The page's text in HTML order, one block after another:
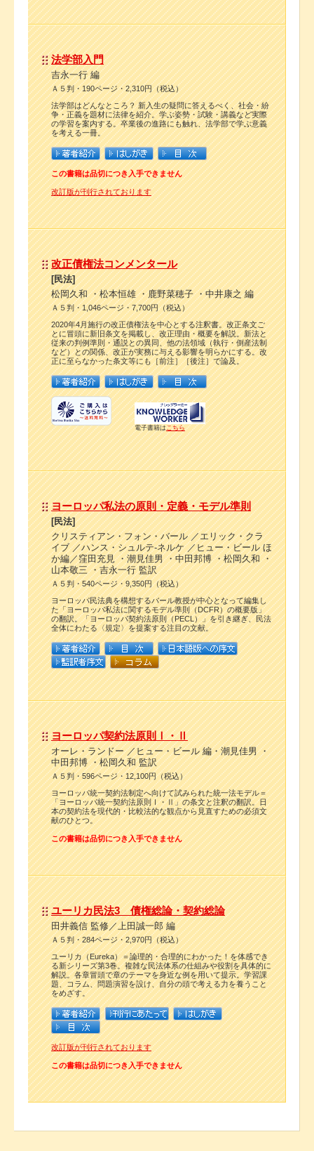
法学部入門
吉永一行 編
Ａ５判・190ページ・2,310円（税込）
法学部はどんなところ？ 新入生の疑問に答えるべく、社会・紛
争・正義を題材に法律を紹介。学ぶ姿勢・試験・講義など実際
の学習を案内する。卒業後の進路にも触れ、法学部で学ぶ意義
を考える一冊。
この書籍は品切につき入手できません
改訂版が刊行されております
改正債権法コンメンタール
[民法]
松岡久和 ・松本恒雄 ・鹿野菜穂子 ・中井康之 編
Ａ５判・1,046ページ・7,700円（税込）
2020年4月施行の改正債権法を中心とする注釈書。改正条文ご
とに冒頭に新旧条文を掲載し、改正理由・概要を解説。新法と
従来の判例準則・通説との異同、他の法領域（執行・倒産法制
など）との関係、改正が実務に与える影響を明らかにする。改
正に至らなかった条文等にも［前注］［後注］で論及。
電子書籍はこちら
ヨーロッパ私法の原則・定義・モデル準則
[民法]
クリスティアン・フォン・バール ／エリック・クラ
イブ ／ハンス・シュルテ-ネルケ ／ヒュー・ビール ほ
か編／窪田充見 ・潮見佳男 ・中田邦博 ・松岡久和 ・
山本敬三 ・吉永一行 監訳
Ａ５判・540ページ・9,350円（税込）
ヨーロッパ民法典を構想するバール教授が中心となって編集し
た「ヨーロッパ私法に関するモデル準則（DCFR）の概要版」
の翻訳。「ヨーロッパ契約法原則（PECL）」を引き継ぎ、民法
全体にわたる〈規定〉を提案する注目の文献。
ヨーロッパ契約法原則Ⅰ・Ⅱ
オーレ・ランドー ／ヒュー・ビール 編・潮見佳男 ・
中田邦博 ・松岡久和 監訳
Ａ５判・596ページ・12,100円（税込）
ヨーロッパ統一契約法制定へ向けて試みられた統一法モデル＝
「ヨーロッパ統一契約法原則Ⅰ・Ⅱ」の条文と注釈の翻訳。日
本の契約法を現代的・比較法的な観点から見直すための必須文
献のひとつ。
この書籍は品切につき入手できません
ユーリカ民法3 債権総論・契約総論
田井義信 監修／上田誠一郎 編
Ａ５判・284ページ・2,970円（税込）
ユーリカ（Eureka）＝論理的・合理的にわかった！を体感でき
る新シリーズ第3巻。複雑な民法体系の仕組みや役割を具体的に
解説。各章冒頭で章のテーマを身近な例を用いて提示。学習課
題、コラム、問題演習を設け、自分の頭で考える力を養うこと
をめざす。
改訂版が刊行されております
この書籍は品切につき入手できません